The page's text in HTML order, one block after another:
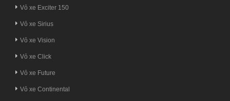
Vỏ xe Exciter 150
Vỏ xe Sirius
Vỏ xe Vision
Vỏ xe Click
Vỏ xe Future
Vỏ xe Continental